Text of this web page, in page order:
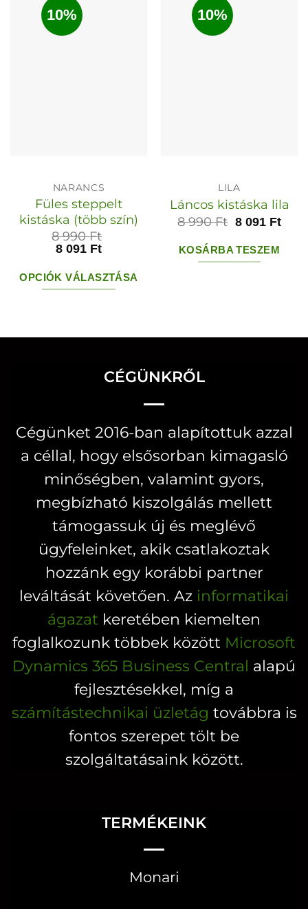
10%
NARANCS
Füles steppelt
kistáska (több szín)
8 990Ft
8 091 Ft
OPCIÓK VÁLASZTÁSA
terméknek
variációja
változatok
a
termékoldalon
választhatók
ki
10%
LILA
Láncos kistáska lila
8 990Ft 8 091 Ft
KOSÁRBA TESZEM
CÉGÜNKRŐL
Cégünket 2016-ban alapítottuk azzal
a céllal, hogy elsősorban kimagasló
minőségben, valamint gyors,
megbízható kiszolgálás mellett
támogassuk új és meglévő
ügyfeleinket, akik csatlakoztak
hozzánk egy korábbi partner
leváltását követően. Az informatikai
ágazat keretében kiemelten
foglalkozunk többek között Microsoft
Dynamics 365 Business Central alapú
fejlesztésekkel, míg a
számítástechnikai üzletág továbbra is
fontos szerepet tölt be
szolgáltatásaink között.
TERMÉKEINK
Monari